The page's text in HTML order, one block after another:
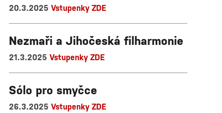
20.3.2025 Vstupenky ZDE
Nezmaři a Jihočeská filharmonie
21.3.2025 Vstupenky ZDE
Sólo pro smyčce
26.3.2025 Vstupenky ZDE